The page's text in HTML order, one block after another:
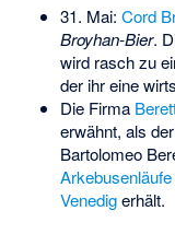
31. Mai: Cord
Broyhan-Bier.
wird rasch zu
der ihr eine
Die Firma
erwähnt, als
Bartolomeo
Arkebusenläufe
Venedigerhält.